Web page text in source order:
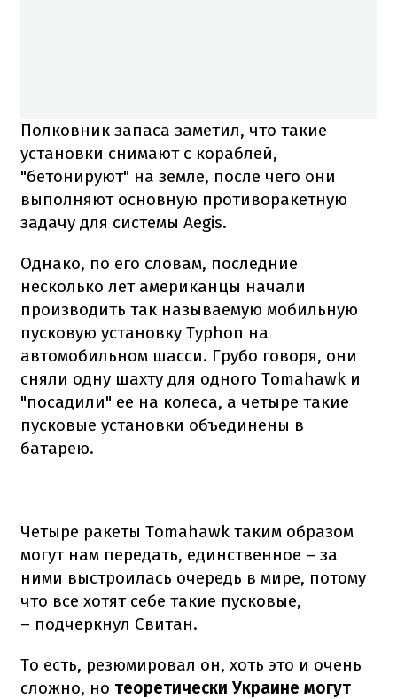
Полковник запаса заметил, что такие
установки снимают с кораблей,
"бетонируют" на земле, после чего они
выполняют основную противоракетную
задачу для системы Aegis.
Однако, по его словам, последние
несколько лет американцы начали
производить так называемую мобильную
пусковую установку Typhon на
автомобильном шасси. Грубо говоря, они
сняли одну шахту для одного Tomahawk и
"посадили" ее на колеса, а четыре такие
пусковые установки объединены в
батарею.
Четыре ракеты Tomahawk таким образом
могут нам передать, единственное – за
ними выстроилась очередь в мире, потому
что все хотят себе такие пусковые,
– подчеркнул Свитан.
То есть, резюмировал он, хоть это и очень
сложно, но теоретически Украине могут